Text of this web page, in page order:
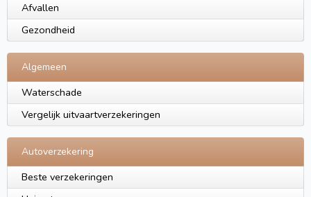
Afvallen
Gezondheid
Algemeen
Waterschade
Vergelijk uitvaartverzekeringen
Autoverzekering
Beste verzekeringen